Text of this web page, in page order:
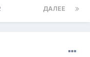
ДАЛЕЕ